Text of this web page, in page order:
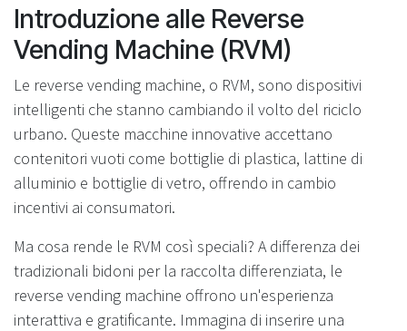
Introduzione alle Reverse
Vending Machine (RVM)
Le reverse vending machine, o RVM, sono dispositivi
intelligenti che stanno cambiando il volto del riciclo
urbano. Queste macchine innovative accettano
contenitori vuoti come bottiglie di plastica, lattine di
alluminio e bottiglie di vetro, offrendo in cambio
incentivi ai consumatori.
Ma cosa rende le RVM così speciali? A differenza dei
tradizionali bidoni per la raccolta differenziata, le
reverse vending machine offrono un'esperienza
interattiva e gratificante. Immagina di inserire una